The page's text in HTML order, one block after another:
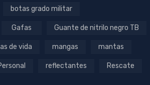
botas grado militar
Gafas Guante de nitrilo negro TB
de vida mangas mantas
reflectantes Rescate